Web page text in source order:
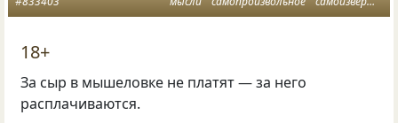
18+
За сыр в мышеловке не платят — за него
расплачиваются.